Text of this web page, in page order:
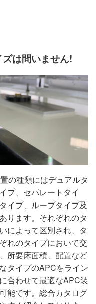
は問いません!
の種類にはデュアルタ
プ、セパレートタイ
イプ、ループタイプ及
ります。それぞれのタ
によって区別され、タ
れのタイプにおいて交
所要床面積、配置など
タイプのAPCをライン
合わせて最適なAPC装
能です。総合カタログ